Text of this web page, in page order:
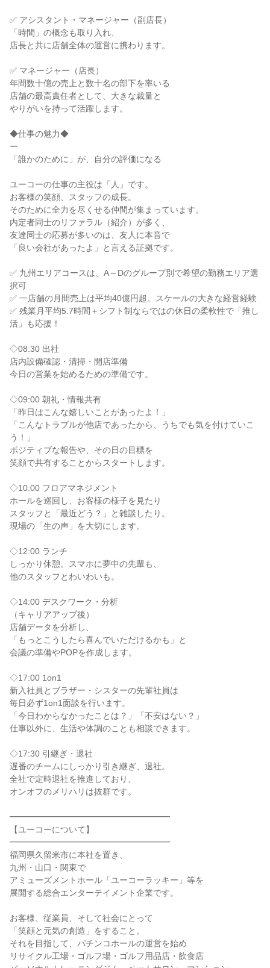
✅ アシスタント・マネージャー（副店長）
「時間」の概念も取り入れ、
店長と共に店舗全体の運営に携わります。
✅ マネージャー（店長）
年間数十億の売上と数十名の部下を率いる
店舗の最高責任者として、大きな裁量と
やりがいを持って活躍します。
◆仕事の魅力◆
ー
「誰かのために」が、自分の評価になる
ユーコーの仕事の主役は「人」です。
お客様の笑顔、スタッフの成長。
そのために全力を尽くせる仲間が集まっています。
内定者同士のリファラル（紹介）が多く、
友達同士の応募が多いのは、友人に本音で
「良い会社があったよ」と言える証拠です。
✅ 九州エリアコースは、A～Dのグループ別で希望の勤務エリア選
択可
✅ 一店舗の月間売上は平均40億円超。スケールの大きな経営経験
✅ 残業月平均5.7時間＋シフト制ならではの休日の柔軟性で「推し
活」も応援！
◇08:30 出社
店内設備確認・清掃・開店準備
今日の営業を始めるための準備です。
◇09:00 朝礼・情報共有
「昨日はこんな嬉しいことがあったよ！」
「こんなトラブルが他店であったから、うちでも気を付けていこ
う！」
ポジティブな報告や、その日の目標を
笑顔で共有することからスタートします。
◇10:00 フロアマネジメント
ホールを巡回し、お客様の様子を見たり
スタッフと「最近どう？」と雑談したり。
現場の「生の声」を大切にします。
◇12:00 ランチ
しっかり休憩。スマホに夢中の先輩も、
他のスタッフとわいわいも。
◇14:00 デスクワーク・分析
（キャリアアップ後）
店舗データを分析し、
「もっとこうしたら喜んでいただけるかも」と
会議の準備やPOPを作成します。
◇17:00 1on1
新入社員とブラザー・シスターの先輩社員は
毎日必ず1on1面談を行います。
「今日わからなかったことは？」「不安はない？」
仕事以外に、生活や体調のことも相談できます。
◇17:30 引継ぎ・退社
遅番のチームにしっかり引き継ぎ、退社。
全社で定時退社を推進しており、
オンオフのメリハリは抜群です。
━━━━━━━━━━━━━━━━━━━
【ユーコーについて】
━━━━━━━━━━━━━━━━━━━
福岡県久留米市に本社を置き、
九州・山口・関東で
アミューズメントホール「ユーコーラッキー」等を
展開する総合エンターテイメント企業です。
お客様、従業員、そして社会にとって
「笑顔と元気の創造」をすること。
それを目指して、パチンコホールの運営を始め
リサイクル工場・ゴルフ場・ゴルフ用品店・飲食店